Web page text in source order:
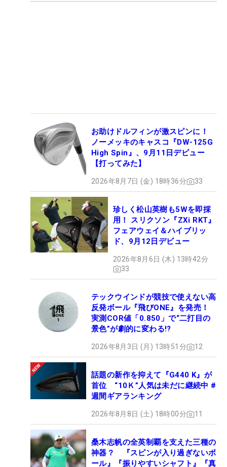
お助けドルフィンが激スピンに！
ノーメッキのキャスコ『DW-125G
High Spin』、9月11日デビュー
【打ってみた】
2026年8月7日 (金) 18時36分 33
珍しく松山英樹も5Wを即採
用！ スリクソン『ZXi RKT』
フェアウェイ＆ハイブリッ
ド、9月12日デビュー
2026年8月6日 (木) 13時42分
33
テックウインドが競技で使えない高
反発ボール『飛びONE』を発売！
実測COR値「0.850」で“二打目の
景色”が劇的に変わる!?
2026年8月3日 (月) 13時51分 12
話題の新作を抑えて『G440 K』が
首位 “10Ｋ”人気は未だに継続中 #
週間ギアランキング
2026年8月8日 (土) 18時00分 11
桑木志帆の全英制覇を支えた三種の
神器？ 『スピンが入り過ぎないボ
ール』『振りやすいシャフト』『真